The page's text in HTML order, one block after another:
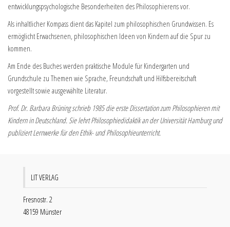
entwicklungs­psychologische Besonderheiten des Philosophierens vor.
Als inhaltlicher Kompass dient das Kapitel zum philosophischen Grundwissen. Es
ermöglicht Erwachsenen, philosophischen Ideen von Kindern auf die Spur zu
kommen.
Am Ende des Buches werden praktische Module für Kindergarten und
Grundschule zu Themen wie Sprache, Freundschaft und Hilfsbereitschaft
vorgestellt sowie ausgewählte Literatur.
Prof. Dr. Barbara Brüning schrieb 1985 die erste Dissertation zum Philosophieren mit
Kindern in Deutschland. Sie lehrt Philosophiedidaktik an der Universität Hamburg und
publiziert Lernwerke für den Ethik- und Philosophieunterricht.
LIT VERLAG
Fresnostr. 2
48159 Münster